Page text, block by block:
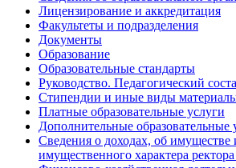
Лицензирование и аккредитация
Факультеты и подразделения
Документы
Образование
Образовательные стандарты
Руководство. Педагогический
Стипендии и иные виды
Платные образовательные услуги
Дополнительные образовательные
Сведения о доходах, об имуществе
имущественного характера